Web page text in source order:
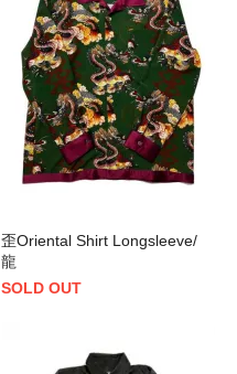
歪Oriental Shirt Longsleeve/
龍
SOLD OUT